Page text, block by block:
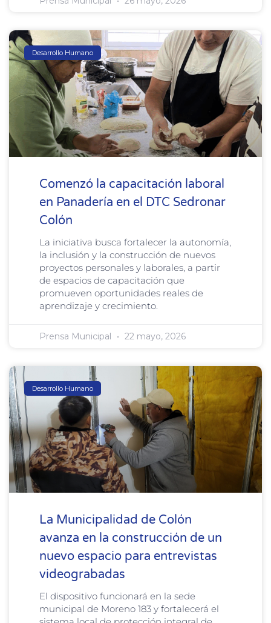
Desarrollo Humano
Comenzó la capacitación laboral
en Panadería en el DTC Sedronar
Colón
La iniciativa busca fortalecer la autonomía,
la inclusión y la construcción de nuevos
proyectos personales y laborales, a partir
de espacios de capacitación que
promueven oportunidades reales de
aprendizaje y crecimiento.
Prensa Municipal 22 mayo, 2026
Desarrollo Humano
La Municipalidad de Colón
avanza en la construcción de un
nuevo espacio para entrevistas
videograbadas
El dispositivo funcionará en la sede
municipal de Moreno 183 y fortalecerá el